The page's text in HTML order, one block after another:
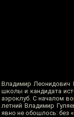
Владимир Леонидович
школы и кандидата
аэроклуб. С началом
летний Владимир
явно не обошлось: без